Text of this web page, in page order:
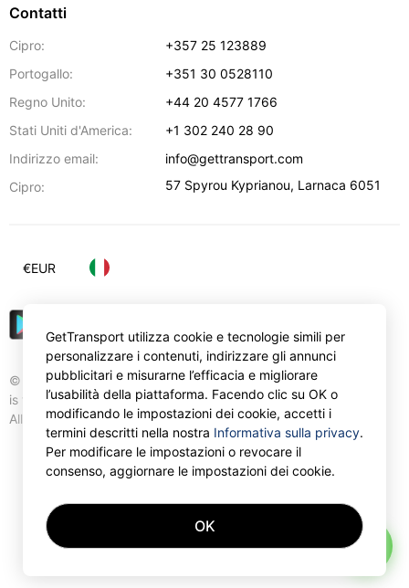
Contatti
Cipro:
+357 25 123889
Portogallo:
+351 30 0528110
Regno Unito:
+44 20 4577 1766
Stati Uniti d'America:
+1 302 240 28 90
Indirizzo email:
info@gettransport.com
Cipro:
57 Spyrou Kyprianou, Larnaca 6051
© Gettransport International Limited. GetTransport®
is trademark of Gettransport International Limited.
All rights reserved.
€EUR
GetTransport utilizza cookie e tecnologie simili per
personalizzare i contenuti, indirizzare gli annunci
pubblicitari e misurarne l’efficacia e migliorare
l’usabilità della piattaforma. Facendo clic su OK o
modificando le impostazioni dei cookie, accetti i
termini descritti nella nostra Informativa sulla privacy.
Per modificare le impostazioni o revocare il
consenso, aggiornare le impostazioni dei cookie.
OK
AI